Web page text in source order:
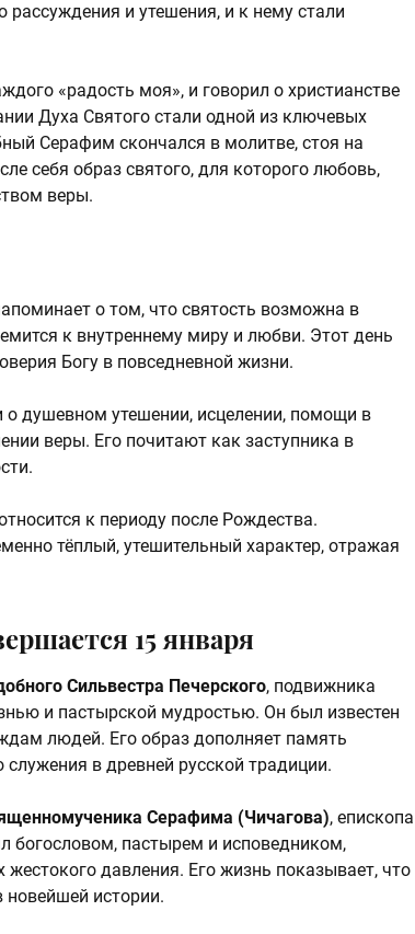
и утешения, и к нему стали
«радость моя», и говорил о христианстве
Духа Святого стали одной из ключевых
Серафим скончался в молитве, стоя на
себя образ святого, для которого любовь,
веры.
о том, что святость возможна в
к внутреннему миру и любви. Этот день
Богу в повседневной жизни.
душевном утешении, исцелении, помощи в
веры. Его почитают как заступника в
к периоду после Рождества.
тёплый, утешительный характер, отражая
15 января
Сильвестра Печерского, подвижника
и пастырской мудростью. Он был известен
людей. Его образ дополняет память
в древней русской традиции.
Серафима (Чичагова), епископа
богословом, пастырем и исповедником,
давления. Его жизнь показывает, что
истории.